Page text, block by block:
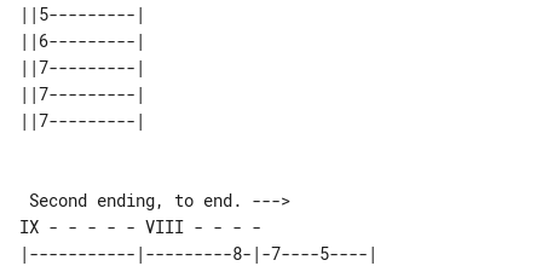
||5---------|
||6---------|
||7---------|
||7---------|
|-----------|---------8-|-7----5----|